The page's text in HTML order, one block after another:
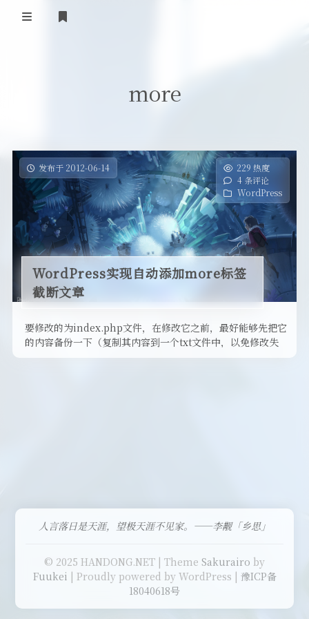
友情链接
留言板
关于
more
发布于 2012-06-14
229 热度
4 条评论
WordPress
WordPress实现自动添加more标签
截断文章
要修改的为index.php文件，在修改它之前，最好能够先把它
的内容备份一下（复制其内容到一个txt文件中，以免修改失
人言落日是天涯，望极天涯不见家。——李觏「乡思」
© 2025 HANDONG.NET | Theme Sakurairo by
Fuukei | Proudly powered by WordPress | 豫ICP备
18040618号